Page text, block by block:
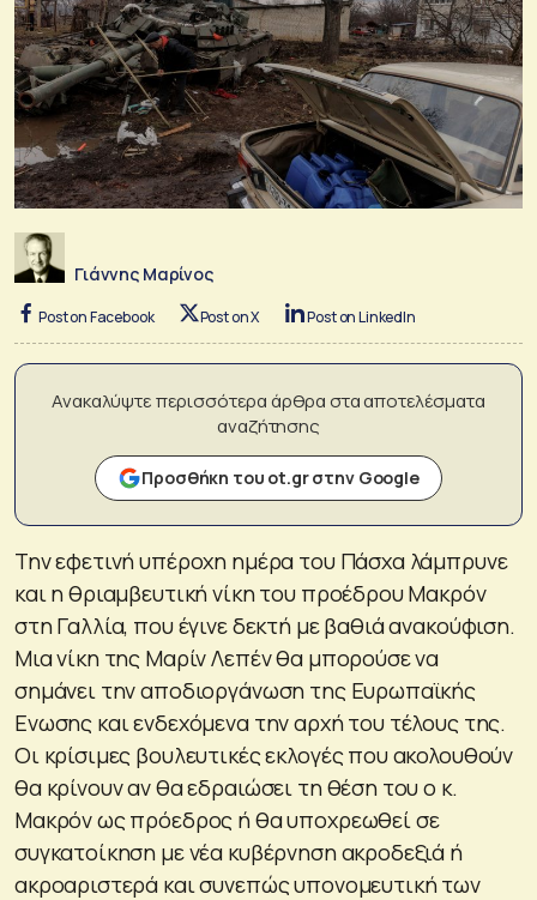
Γιάννης Μαρίνος
Post on Facebook Post on X Post on LinkedIn
Ανακαλύψτε περισσότερα άρθρα στα αποτελέσματα
αναζήτησης
Προσθήκη του ot.gr στην Google
Την εφετινή υπέροχη ημέρα του Πάσχα λάμπρυνε
και η θριαμβευτική νίκη του προέδρου Μακρόν
στη Γαλλία, που έγινε δεκτή με βαθιά ανακούφιση.
Μια νίκη της Μαρίν Λεπέν θα μπορούσε να
σημάνει την αποδιοργάνωση της Ευρωπαϊκής
Ενωσης και ενδεχόμενα την αρχή του τέλους της.
Οι κρίσιμες βουλευτικές εκλογές που ακολουθούν
θα κρίνουν αν θα εδραιώσει τη θέση του ο κ.
Μακρόν ως πρόεδρος ή θα υποχρεωθεί σε
συγκατοίκηση με νέα κυβέρνηση ακροδεξιά ή
ακροαριστερά και συνεπώς υπονομευτική των